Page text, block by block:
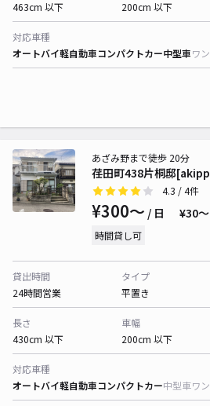
463cm 以下
200cm 以下
対応車種
オートバイ軽自動車コンパクトカー中型車ワ
荏田町438片桐邸
あざみ野まで徒歩 20分
4.3 / 4件
¥300〜 / 日 ¥30
時間貸し可
貸出時間
24時間営業
タイプ
平置き
長さ
430cm 以下
車幅
200cm 以下
対応車種
オートバイ軽自動車コンパクトカー中型車ワ